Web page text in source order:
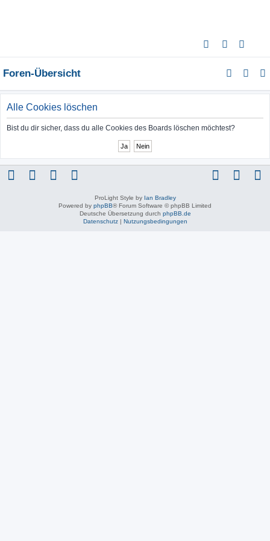
u
Foren-Übersicht
Alle Cookies löschen
Bist du dir sicher, dass du alle Cookies des Boards löschen möchtest?
ProLight Style by Ian Bradley
Powered by phpBB® Forum Software © phpBB Limited
Deutsche Übersetzung durch phpBB.de
Datenschutz| Nutzungsbedingungen